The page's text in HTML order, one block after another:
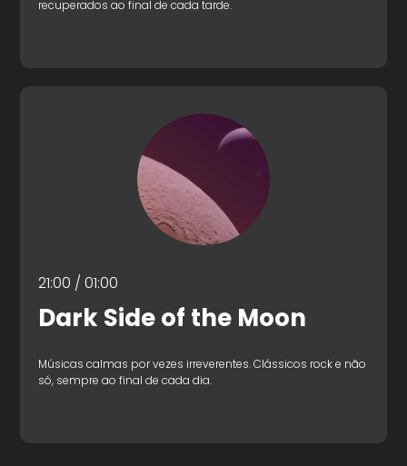
recuperados ao final de cada tarde.
21:00 / 01:00
Dark Side of the Moon
Músicas calmas por vezes irreverentes. Clássicos rock e não
só, sempre ao final de cada dia.